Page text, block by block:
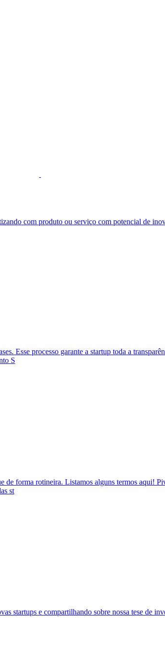
com produto ou serviço com potencial de
Esse processo garante a startup toda a
S
de forma rotineira. Listamos alguns termos aqui!
st
startups e compartilhando sobre nossa tese de